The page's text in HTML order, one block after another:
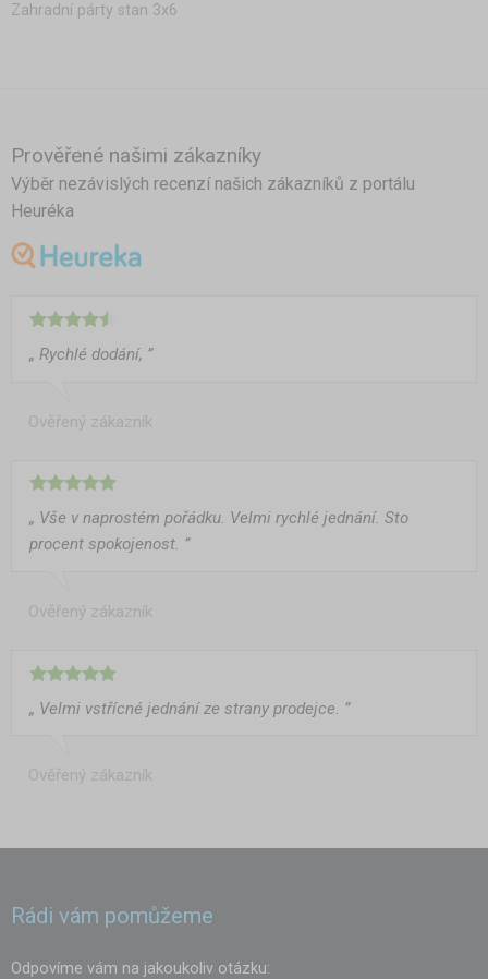
Zahradní párty stan 3x6
Prověřené našimi zákazníky
Výběr nezávislých recenzí našich zákazníků z portálu
Heuréka
„ Rychlé dodání, ”
Ověřený zákazník
„ Vše v naprostém pořádku. Velmi rychlé jednání. Sto
procent spokojenost. ”
Ověřený zákazník
„ Velmi vstřícné jednání ze strany prodejce. ”
Ověřený zákazník
Rádi vám pomůžeme
Odpovíme vám na jakoukoliv otázku: